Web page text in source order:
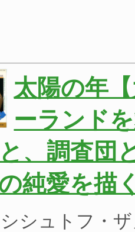
太陽の年
ーランド
、調査団
純愛を描
シュトフ・